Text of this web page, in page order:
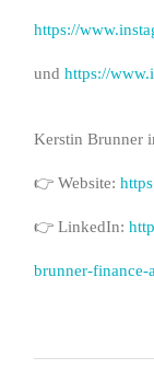
https://
und https://
Kerstin Brunner
👉 Website:
👉 LinkedIn:
brunner-finance-